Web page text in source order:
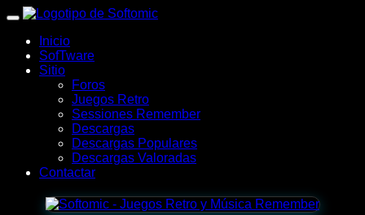
wWw.SofTomiC.org
Zona
Gaming
Retro
Inicio
SofTware
Sitio
Foros
Juegos Retro
Sessiones Remember
Descargas
Descargas Populares
Descargas Valoradas
Contactar